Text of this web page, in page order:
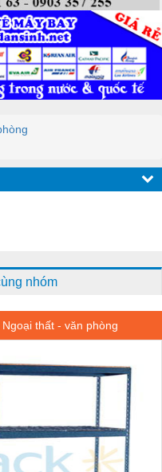
nhóm
Ngoại thất - văn phòng